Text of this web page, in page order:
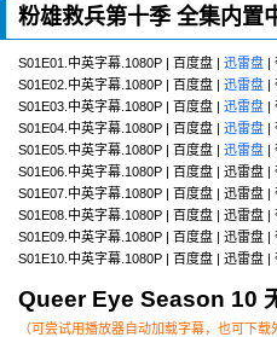
粉雄救兵第十季 全集内置
S01E01.中英字幕.1080P | 百度盘 | 迅雷盘 |
S01E02.中英字幕.1080P | 百度盘 | 迅雷盘 |
S01E03.中英字幕.1080P | 百度盘 | 迅雷盘 |
S01E04.中英字幕.1080P | 百度盘 | 迅雷盘 |
S01E05.中英字幕.1080P | 百度盘 | 迅雷盘 |
S01E06.中英字幕.1080P | 百度盘 | 迅雷盘 |
S01E07.中英字幕.1080P | 百度盘 | 迅雷盘 |
S01E08.中英字幕.1080P | 百度盘 | 迅雷盘 |
S01E09.中英字幕.1080P | 百度盘 | 迅雷盘 |
S01E10.中英字幕.1080P | 百度盘 | 迅雷盘 |
Queer Eye Season 10
（可尝试用播放器自动加载字幕，也可下载